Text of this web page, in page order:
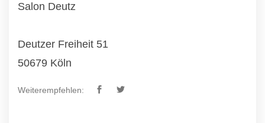
Salon Deutz
Deutzer Freiheit 51
50679 Köln
Weiterempfehlen: